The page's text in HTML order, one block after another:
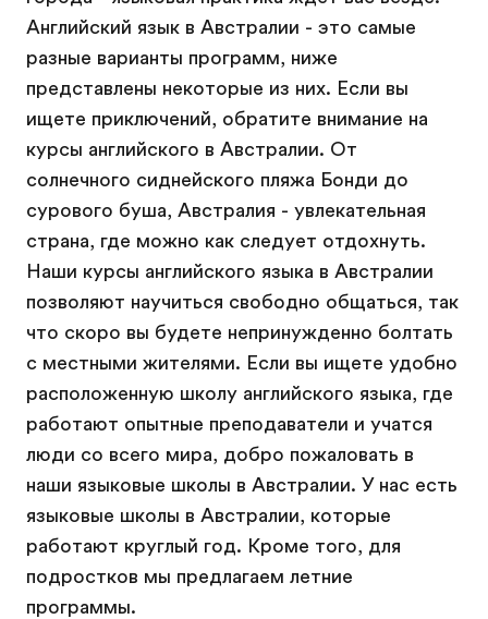
Английский язык в Австралии - это самые
разные варианты программ, ниже
представлены некоторые из них. Если вы
ищете приключений, обратите внимание на
курсы английского в Австралии. От
солнечного сиднейского пляжа Бонди до
сурового буша, Австралия - увлекательная
страна, где можно как следует отдохнуть.
Наши курсы английского языка в Австралии
позволяют научиться свободно общаться, так
что скоро вы будете непринужденно болтать
с местными жителями. Если вы ищете удобно
расположенную школу английского языка, где
работают опытные преподаватели и учатся
люди со всего мира, добро пожаловать в
наши языковые школы в Австралии. У нас есть
языковые школы в Австралии, которые
работают круглый год. Кроме того, для
подростков мы предлагаем летние
программы.